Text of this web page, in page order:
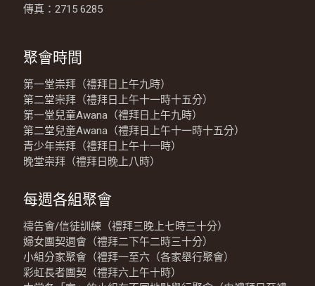
傳真：2715 6285
聚會時間
第一堂崇拜（禮拜日上午九時）
第二堂崇拜（禮拜日上午十一時十五分）
第一堂兒童Awana（禮拜日上午九時）
第二堂兒童Awana（禮拜日上午十一時十五分）
青少年崇拜（禮拜日上午十一時）
晚堂崇拜（禮拜日晚上八時）
每週各組聚會
禱告會/信徒訓練（禮拜三晚上七時三十分）
婦女團契週會（禮拜二下午二時三十分）
小組分家聚會（禮拜一至六（各家舉行聚會）
彩虹長者團契（禮拜六上午十時）